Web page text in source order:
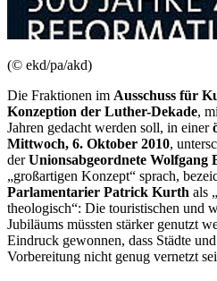
(© ekd/pa/akd)
Die Fraktionen im Ausschuss für
Konzeption der Luther-Dekade,
Jahren gedacht werden soll, in einer
Mittwoch, 6. Oktober 2010,
derUnionsabgeordnete Wolfgang
„großartigen Konzept“ sprach,
Parlamentarier Patrick Kurth als
theologisch“: Die touristischen und
Jubiläums müssten stärker genutzt
Eindruck gewonnen, dass Städte
Vorbereitung nicht genug vernetzt